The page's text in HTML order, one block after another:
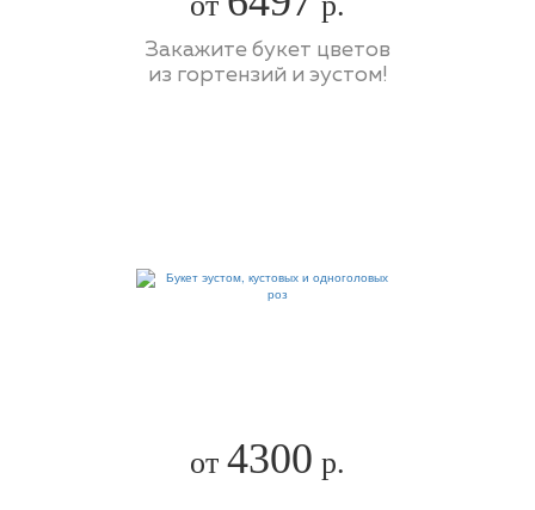
Закажите букет цветов
из гортензий и эустом!
от 4300 р.